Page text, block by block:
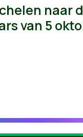
naar
van 5